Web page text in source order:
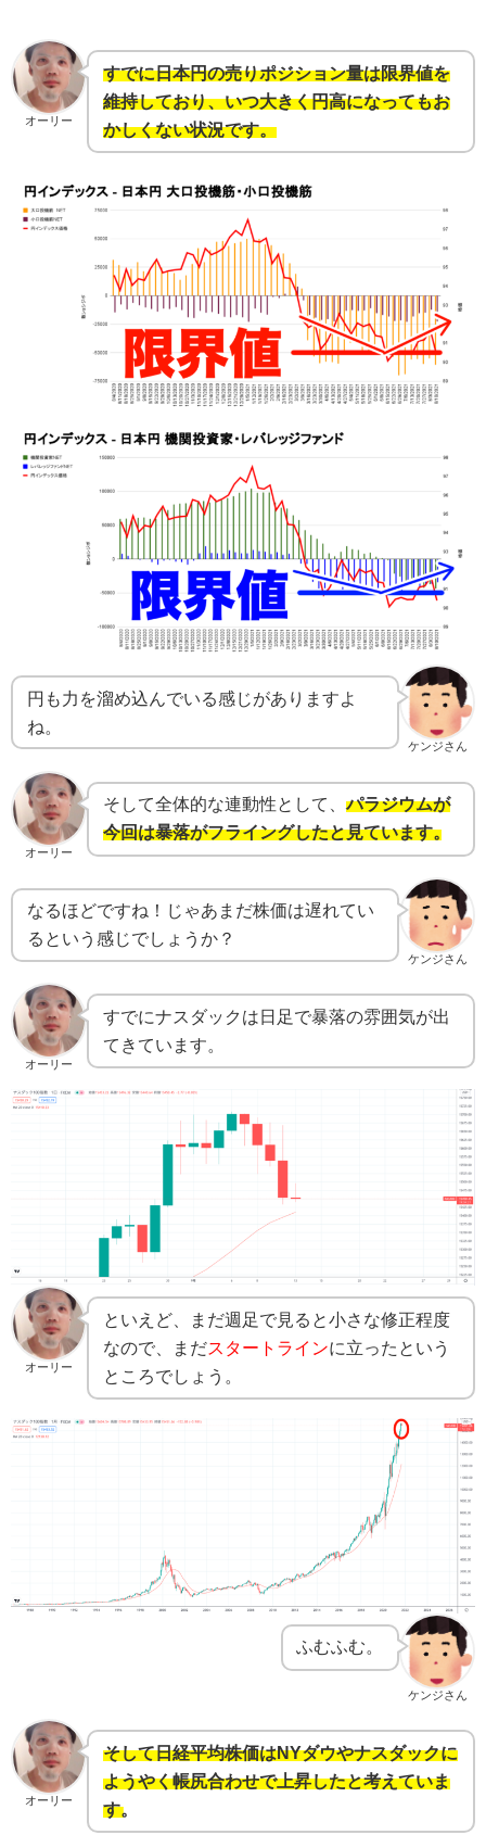
オーリー
すでに日本円の売りポジション量は限界値を
維持しており、いつ大きく円高になってもお
かしくない状況です。
ケンジさん
円も力を溜め込んでいる感じがありますよ
ね。
オーリー
そして全体的な連動性として、 パラジウムが
今回は暴落がフライングしたと見ています。
ケンジさん
なるほどですね！じゃあまだ株価は遅れてい
るという感じでしょうか？
オーリー
すでにナスダックは日足で暴落の雰囲気が出
てきています。
オーリー
といえど、まだ週足で見ると小さな修正程度
なので、まだスタートラインに立ったという
ところでしょう。
ケンジさん
ふむふむ。
オーリー
そして日経平均株価はNYダウやナスダックに
ようやく帳尻合わせで上昇したと考えていま
す。